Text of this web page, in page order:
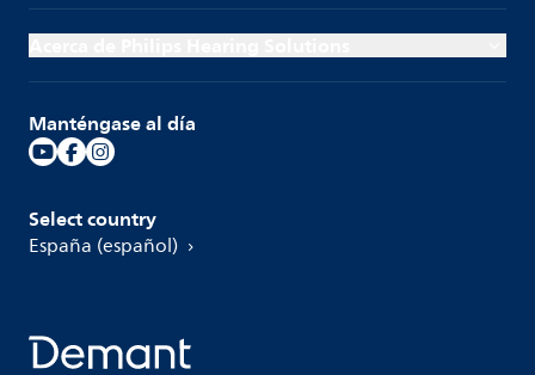
Manténgase al día
Select country
España (español)